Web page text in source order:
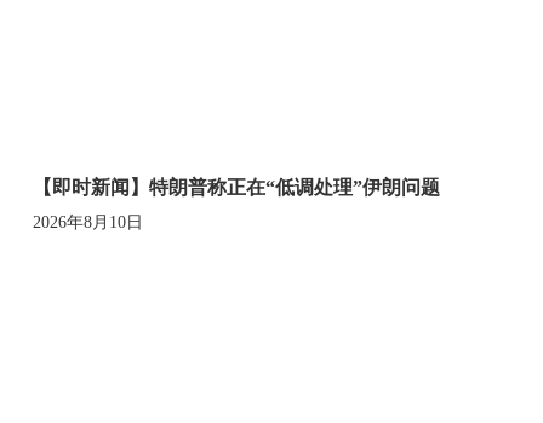
【即时新闻】特朗普称正在“低调处理”伊朗问题
2026年8月10日